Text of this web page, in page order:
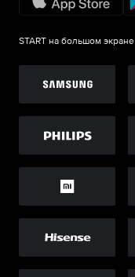
START на большом экране